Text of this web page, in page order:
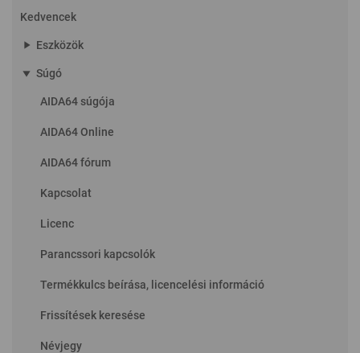
Kedvencek
play_arrow Eszközök
play_arrow Súgó
AIDA64 súgója
AIDA64 Online
AIDA64 fórum
Kapcsolat
Licenc
Parancssori kapcsolók
Termékkulcs beírása, licencelési információ
Frissítések keresése
Névjegy